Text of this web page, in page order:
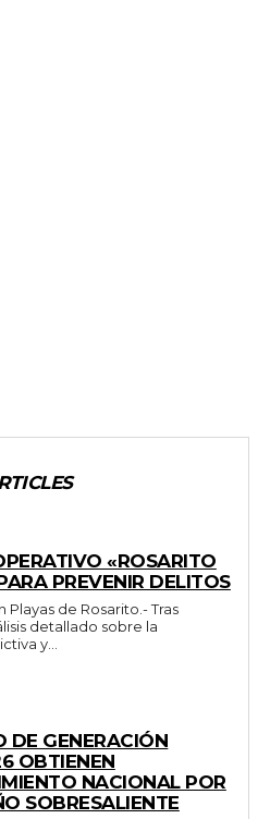
«ROSARITO
PREVENIR DELITOS
detallado sobre la
y...
DE GENERACIÓN
OBTIENEN
NACIONAL POR
SOBRESALIENTE